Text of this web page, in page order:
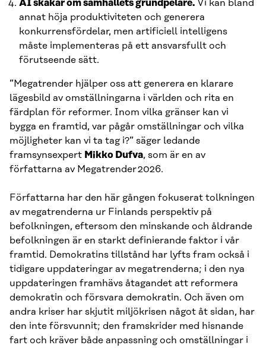
AI skakar om samhällets grundpelare. Vi kan bland
annat höja produktiviteten och generera
konkurrensfördelar, men artificiell intelligens
måste implementeras på ett ansvarsfullt och
förutseende sätt.
”Megatrender hjälper oss att generera en klarare
lägesbild av omställningarna i världen och rita en
färdplan för reformer. Inom vilka gränser kan vi
bygga en framtid, var pågår omställningar och vilka
möjligheter kan vi ta tag i?” säger ledande
framsynsexpert Mikko Dufva, som är en av
författarna av Megatrender 2026.
Författarna har den här gången fokuserat tolkningen
av megatrenderna ur Finlands perspektiv på
befolkningen, eftersom den minskande och åldrande
befolkningen är en starkt definierande faktor i vår
framtid. Demokratins tillstånd har lyfts fram också i
tidigare uppdateringar av megatrenderna; i den nya
uppdateringen framhävs åtagandet att reformera
demokratin och försvara demokratin. Och även om
andra kriser har skjutit miljökrisen något åt sidan, har
den inte försvunnit; den framskrider med hisnande
fart och kräver både anpassning och omställningar i